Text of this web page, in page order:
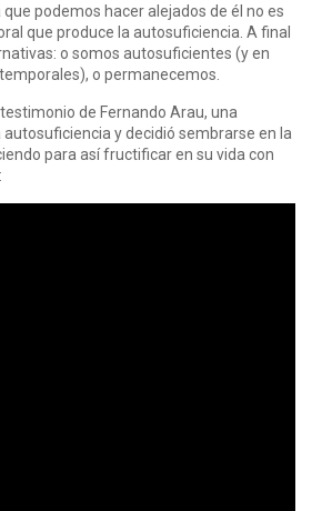
podemos hacer alejados de él no es
que produce la autosuficiencia. A final
o somos autosuficientes (y en
o permanecemos.
de Fernando Arau, una
y decidió sembrarse en la
para así fructificar en su vida con